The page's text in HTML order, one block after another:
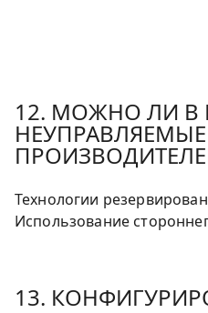
12. МОЖНО ЛИ В
Технологии
Использование
13.